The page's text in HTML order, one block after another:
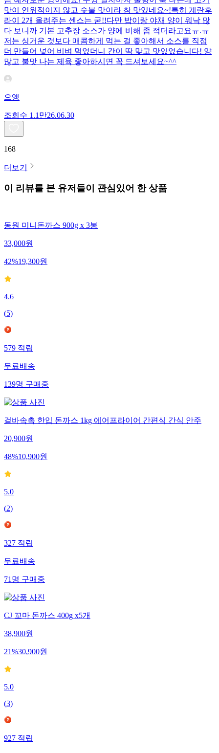
맛이 인위적이지 않고 숯불 맛이라 참 맛있네요~!특히 계란후
라이 2개 올려주는 센스는 굳!! ​다만 밥이랑 야채 양이 워낙 많
다 보니까 기본 고추장 소스가 양에 비해 좀 적더라고요ㅠ.ㅠ
저는 싱거운 것보다 매콤하게 먹는 걸 좋아해서 소스를 직접
더 만들어 넣어 비벼 먹었더니 간이 딱 맞고 맛있었습니다! 양
많고 불맛 나는 제육 좋아하시면 꼭 드셔보세요~^^
으앵
조회수 1.1만26.06.30
168
더보기
이 리뷰를 본 유저들이 관심있어 한 상품
동원 미니돈까스 900g x 3봉
33,000원
42%19,300원
4.6
(5)
579적립
무료배송
139명구매중
겉바속촉 한입 돈까스 1kg 에어프라이어 간편식 간식 안주
20,900원
48%10,900원
5.0
(2)
327적립
무료배송
71명구매중
CJ 꼬마 돈까스 400g x5개
38,900원
21%30,900원
5.0
(3)
927적립